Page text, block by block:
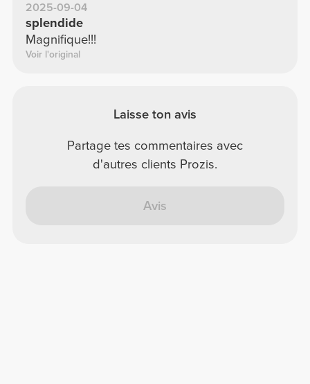
2025-09-04
splendide
Magnifique!!!
Voir l'original
Laisse ton avis
Partage tes commentaires avec
d'autres clients Prozis.
Avis